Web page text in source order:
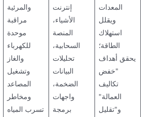
والمرئية
مراقبة
موحدة
للكهرباء
والغاز
وتشغيل
المصاعد
ومخاطر
تسرب المياه
إنترنت
الأشياء،
المنصة
السحابية،
تحليلات
البيانات
الضخمة،
واجهات
برمجة
المعدات
ويقلل
استهلاك
الطاقة؛
يحقق أهداف
"خفض
تكاليف
العمالة"
و"تقليل